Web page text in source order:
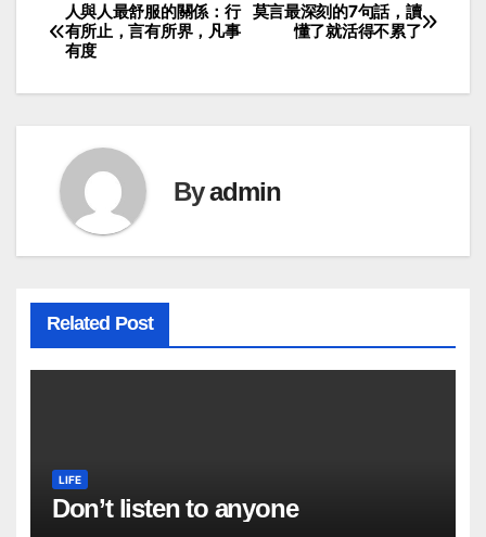
Post
navigation
莫言最深刻的7句話，讀
懂了就活得不累了
人與人最舒服的關係：行
有所止，言有所界，凡事
有度
Byadmin
Related Post
LIFE
Don’t listen to anyone